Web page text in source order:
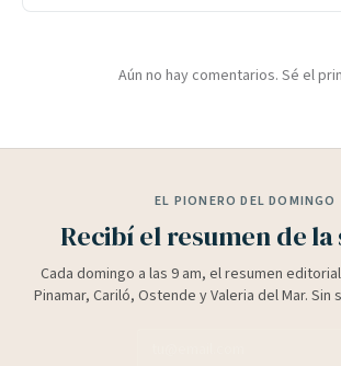
Aún no hay comentarios. Sé el
EL PIONERO DEL DOMINGO
Recibí el resumen de la
Cada domingo a las 9 am, el resumen
Pinamar, Cariló, Ostende y Valeria del Mar. Sin